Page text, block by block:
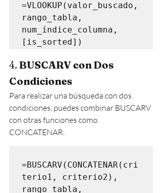
=VLOOKUP(valor_buscado,
rango_tabla,
num_índice_columna,
4. BUSCARV con Dos
Condiciones
Para realizar una búsqueda con dos
condiciones, puedes combinar BUSCARV
con otras funciones como
CONCATENAR:
=BUSCARV(CONCATENAR(cri
terio1, criterio2),
rango_tabla,